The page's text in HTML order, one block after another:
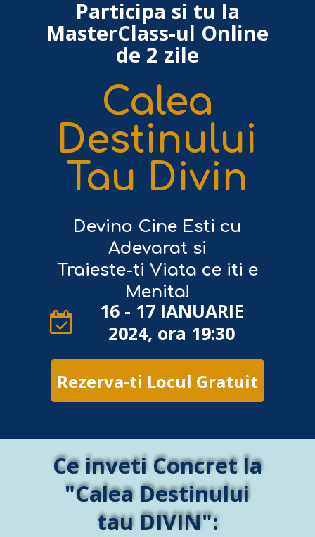
Devino Cine Esti cu
Adevarat si
Traieste-ti Viata ce iti e
Menita!
Calea
Destinului
Tau Divin
Rezerva-ti Locul Gratuit
16 - 17 IANUARIE
2024, ora 19:30
Participa si tu la
MasterClass-ul Online
de 2 zile
Ce inveti Concret la
"Calea Destinului
tau DIVIN":